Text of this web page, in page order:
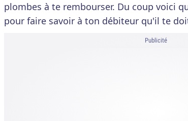
plombes à te rembourser. Du coup voici
pour faire savoir à ton débiteur qu'il te
Publicité